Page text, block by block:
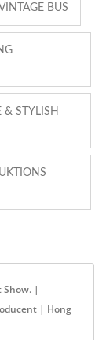
BUS
& STYLISH
Show. |
| Hong